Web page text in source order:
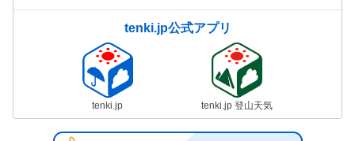
tenki.jp公式アプリ
tenki.jp tenki.jp 登山天気